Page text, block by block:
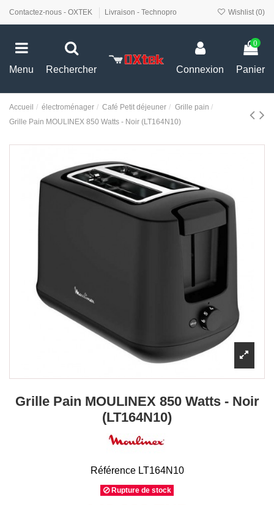
Contactez-nous - OXTEK Livraison - Technopro Wishlist (0)
Menu Rechercher Connexion
0
Panier
Accueil électroménager Café Petit déjeuner
Grille pain
Grille Pain MOULINEX 850 Watts - Noir (LT164N10)
Grille Pain MOULINEX 850 Watts - Noir
(LT164N10)
Référence LT164N10
Rupture de stock